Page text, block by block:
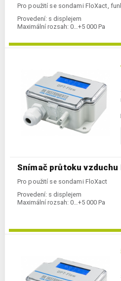
Pro použití se sondami FloXact,
Provedení: s displejem
Maximální rozsah: 0…+5 000 Pa
Snímač průtoku vzduchu
Pro použití se sondami FloXact
Provedení: s displejem
Maximální rozsah: 0…+5 000 Pa